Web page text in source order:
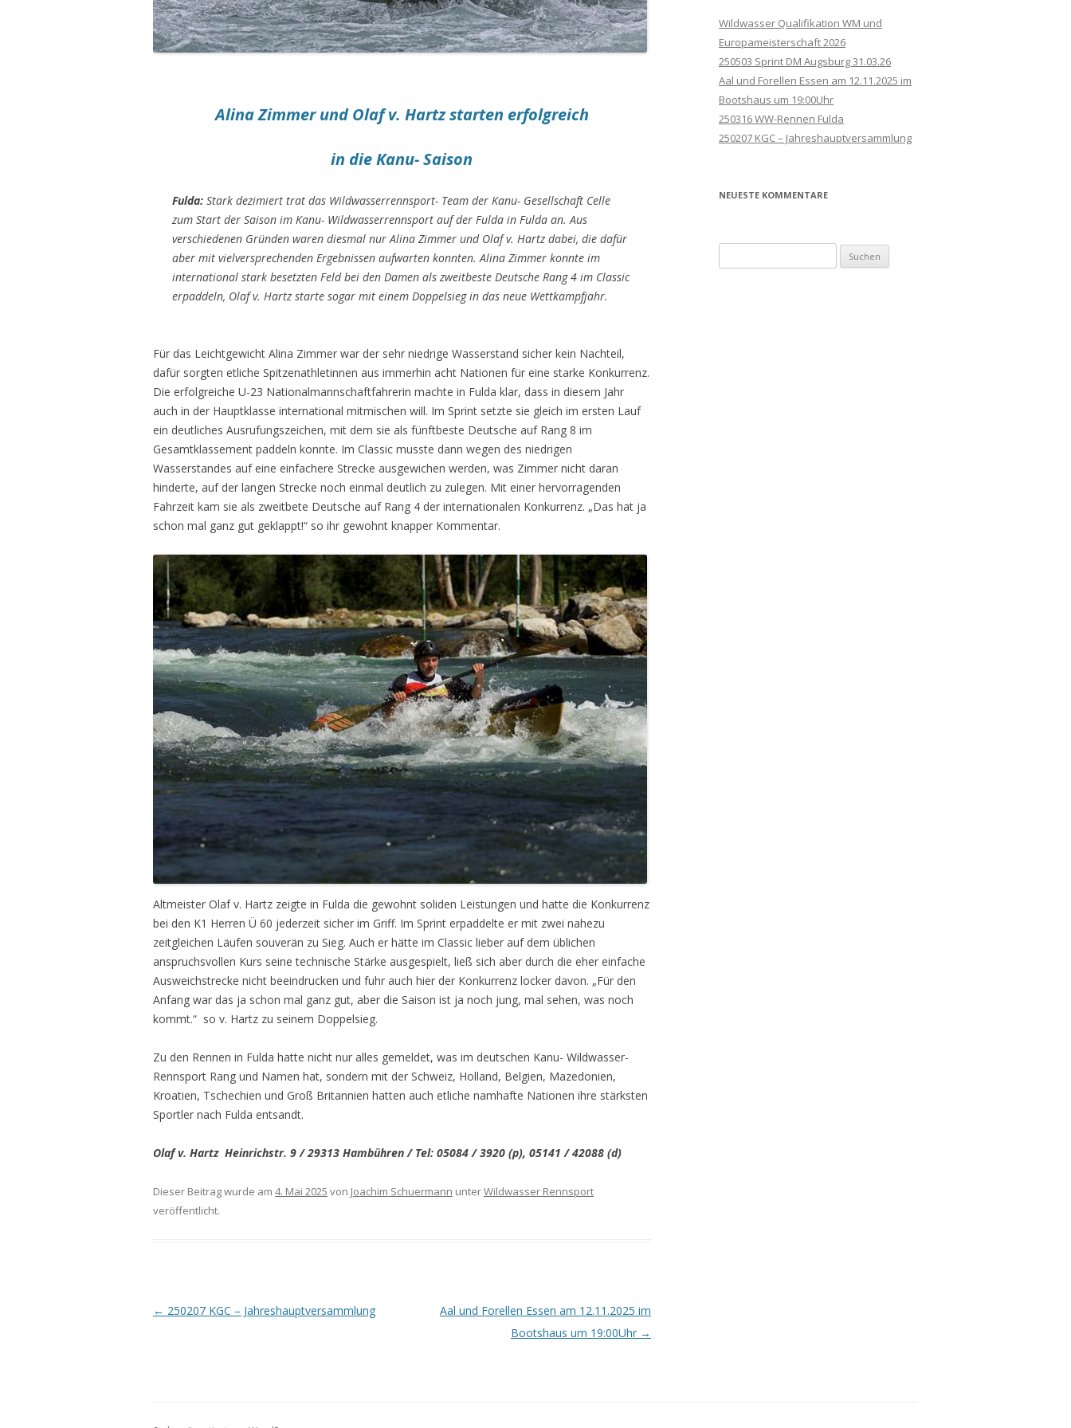
Alina Zimmer und Olaf v. Hartzstarten erfolgreich
in die Kanu- Saison
Fulda: Stark dezimiert trat das Wildwasserrennsport- Team der Kanu- Gesellschaft Celle
zum Start der Saison im Kanu- Wildwasserrennsport auf der Fulda in Fulda an. Aus
verschiedenen Gründen waren diesmal nur Alina Zimmer und Olaf v. Hartz dabei, die dafür
aber mit vielversprechenden Ergebnissen aufwarten konnten. Alina Zimmer konnte im
international stark besetzten Feld bei den Damen als zweitbeste Deutsche Rang 4 im Classic
erpaddeln, Olaf v. Hartz starte sogar mit einem Doppelsieg in das neue Wettkampfjahr.
Für das Leichtgewicht Alina Zimmer war der sehr niedrige Wasserstand sicher kein Nachteil,
dafür sorgten etliche Spitzenathletinnen aus immerhin acht Nationen für eine starke Konkurrenz.
Die erfolgreiche U-23 Nationalmannschaftfahrerin machte in Fulda klar, dass in diesem Jahr
auch in der Hauptklasse international mitmischen will. Im Sprint setzte sie gleich im ersten Lauf
ein deutliches Ausrufungszeichen, mit dem sie als fünftbeste Deutsche auf Rang 8 im
Gesamtklassement paddeln konnte. Im Classic musste dann wegen des niedrigen
Wasserstandes auf eine einfachere Strecke ausgewichen werden, was Zimmer nicht daran
hinderte, auf der langen Strecke noch einmal deutlich zu zulegen. Mit einer hervorragenden
Fahrzeit kam sie als zweitbete Deutsche auf Rang 4 der internationalen Konkurrenz. „Das hat ja
schon mal ganz gut geklappt!“ so ihr gewohnt knapper Kommentar.
Altmeister Olaf v. Hartz zeigte in Fulda die gewohnt soliden Leistungen und hatte die Konkurrenz
bei den K1 Herren Ü 60 jederzeit sicher im Griff. Im Sprint erpaddelte er mit zwei nahezu
zeitgleichen Läufen souverän zu Sieg. Auch er hätte im Classic lieber auf dem üblichen
anspruchsvollen Kurs seine technische Stärke ausgespielt, ließ sich aber durch die eher einfache
Ausweichstrecke nicht beeindrucken und fuhr auch hier der Konkurrenz locker davon. „Für den
Anfang war das ja schon mal ganz gut, aber die Saison ist ja noch jung, mal sehen, was noch
kommt.“ so v. Hartz zu seinem Doppelsieg.
Zu den Rennen in Fulda hatte nicht nur alles gemeldet, was im deutschen Kanu- Wildwasser-
Rennsport Rang und Namen hat, sondern mit der Schweiz, Holland, Belgien, Mazedonien,
Kroatien, Tschechien und Groß Britannien hatten auch etliche namhafte Nationen ihre stärksten
Sportler nach Fulda entsandt.
Olaf v. Hartz Heinrichstr. 9 / 29313 Hambühren / Tel: 05084 / 3920 (p), 05141 / 42088 (d)
Dieser Beitrag wurde am 4. Mai 2025 von Joachim Schuermann unterWildwasser Rennsport
veröffentlicht.
Beitrags-
← 250207 KGC – Jahreshauptversammlung
Aal und Forellen Essen am 12.11.2025 im
Bootshaus um 19:00Uhr →
Wildwasser Qualifikation WM und
Europameisterschaft 2026
250503 Sprint DM Augsburg 31.03.26
Aal und Forellen Essen am 12.11.2025 im
Bootshaus um 19:00Uhr
250316 WW-Rennen Fulda
250207 KGC – Jahreshauptversammlung
NEUESTE KOMMENTARE
nach: